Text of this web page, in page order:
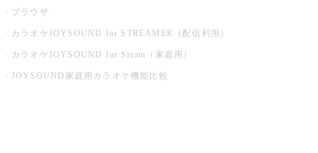
ブラウザ
カラオケJOYSOUND for STREAMER（配信利用）
カラオケJOYSOUND for Steam（家庭用）
JOYSOUND家庭用カラオケ機能比較